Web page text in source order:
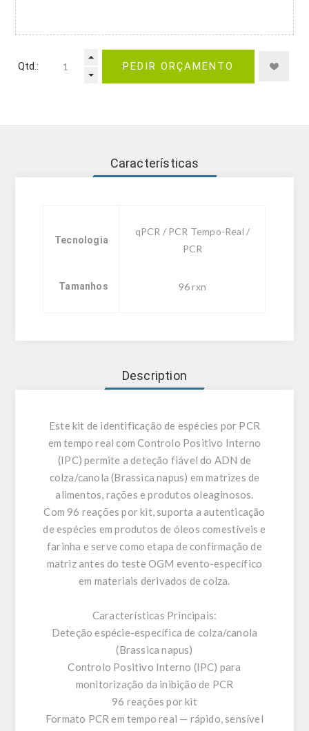
Qtd.: PEDIR ORÇAMENTO
Características
Tecnologia
qPCR / PCR Tempo-Real /
PCR
Tamanhos 96 rxn
Description
Este kit de identificação de espécies por PCR
em tempo real com Controlo Positivo Interno
(IPC) permite a deteção fiável do ADN de
colza/canola (Brassica napus) em matrizes de
alimentos, rações e produtos oleaginosos.
Com 96 reações por kit, suporta a autenticação
de espécies em produtos de óleos comestíveis e
farinha e serve como etapa de confirmação de
matriz antes do teste OGM evento-específico
em materiais derivados de colza.
Características Principais:
Deteção espécie-específica de colza/canola
(Brassica napus)
Controlo Positivo Interno (IPC) para
monitorização da inibição de PCR
96 reações por kit
Formato PCR em tempo real — rápido, sensível